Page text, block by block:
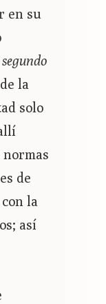
en su
la
solo
de
la
así